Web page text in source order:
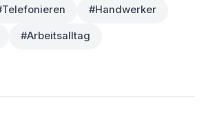
#Handwerker
#Arbeitsalltag